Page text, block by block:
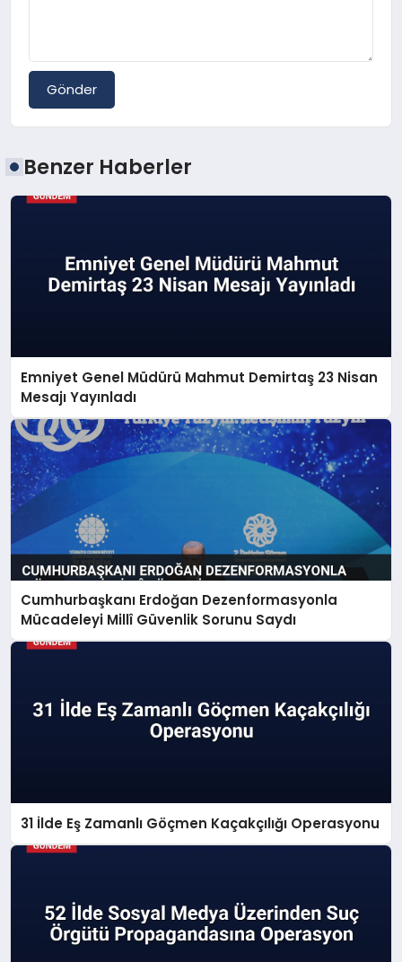
Gönder
Benzer Haberler
Emniyet Genel Müdürü Mahmut Demirtaş 23 Nisan
Mesajı Yayınladı
Cumhurbaşkanı Erdoğan Dezenformasyonla
Mücadeleyi Millî Güvenlik Sorunu Saydı
31 İlde Eş Zamanlı Göçmen Kaçakçılığı Operasyonu